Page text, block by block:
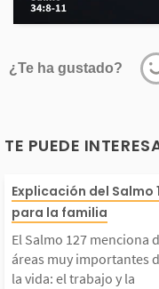
¿Te ha gustado?
TE PUEDE
Salmo
dos áreas
Explicación del Salmo
para la familia
El Salmo 127 menciona
áreas muy importantes
la vida: el trabajo y la